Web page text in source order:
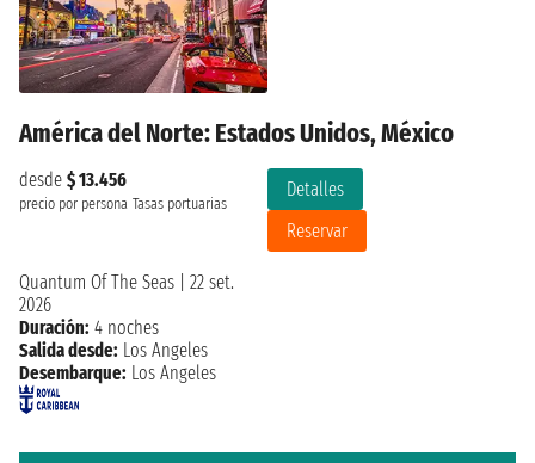
América del Norte: Estados Unidos, México
desde $ 13.456
precio por persona Tasas portuarias
Detalles
Reservar
Quantum Of The Seas
22 set.
2026
Duración: 4 noches
Salida desde: Los Angeles
Desembarque: Los Angeles